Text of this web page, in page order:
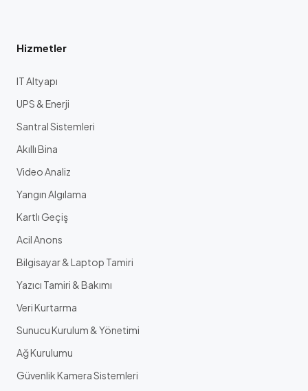
Hizmetler
IT Altyapı
UPS & Enerji
Santral Sistemleri
Akıllı Bina
Video Analiz
Yangın Algılama
Kartlı Geçiş
Acil Anons
Bilgisayar & Laptop Tamiri
Yazıcı Tamiri & Bakımı
Veri Kurtarma
Sunucu Kurulum & Yönetimi
Ağ Kurulumu
Güvenlik Kamera Sistemleri